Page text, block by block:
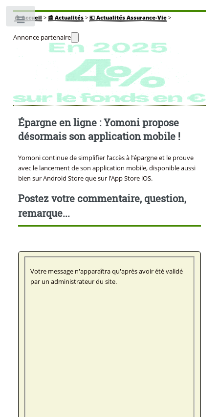
🏠Accueil > 📰 Actualités> 💶 Actualités Assurance-Vie>
Annonce partenaire
Épargne en ligne : Yomoni propose
désormais son application mobile !
Yomoni continue de simplifier l’accès à l’épargne et le prouve
avec le lancement de son application mobile, disponible aussi
bien sur Android Store que sur l’App Store iOS.
Postez votre commentaire, question,
remarque...
Votre message n'apparaîtra qu'après avoir été validé
par un administrateur du site.
Toggle